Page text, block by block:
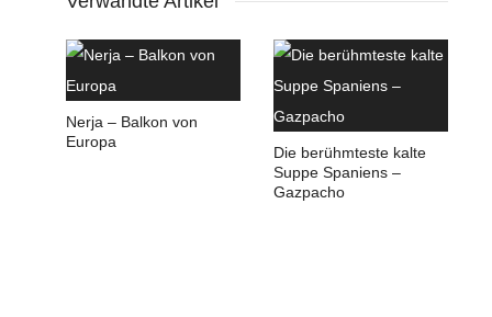
Nerja – Balkon von
Europa
Die berühmteste kalte
Suppe Spaniens –
Gazpacho